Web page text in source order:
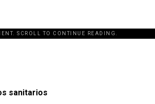
SCROLL TO CONTINUE READING.
sanitarios